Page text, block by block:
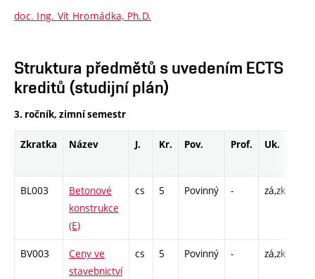
doc. Ing. Vít Hromádka, Ph.D.
Struktura předmětů s uvedením ECTS
kreditů (studijní plán)
3. ročník, zimní semestr
Zkratka Název J. Kr. Pov. Prof. Uk.
BL003
Betonové
konstrukce
(E)
cs 5 Povinný - zá,zk
BV003
Ceny ve
stavebnictví
cs 5 Povinný - zá,zk